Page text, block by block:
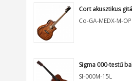
Cort akusztikus
Co-GA-MEDX-M-OP
Sigma 000-testű
SI-000M-15L